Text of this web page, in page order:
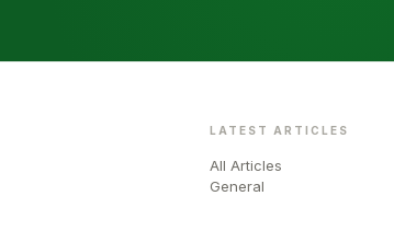
LATEST ARTICLES
All Articles
General